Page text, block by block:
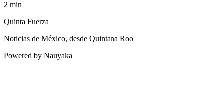
2 min
Quinta Fuerza
Noticias de México, desde Quintana Roo
Powered by Nauyaka